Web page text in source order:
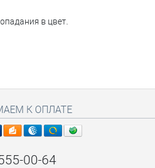
в цвет.
К ОПЛАТЕ
00-64